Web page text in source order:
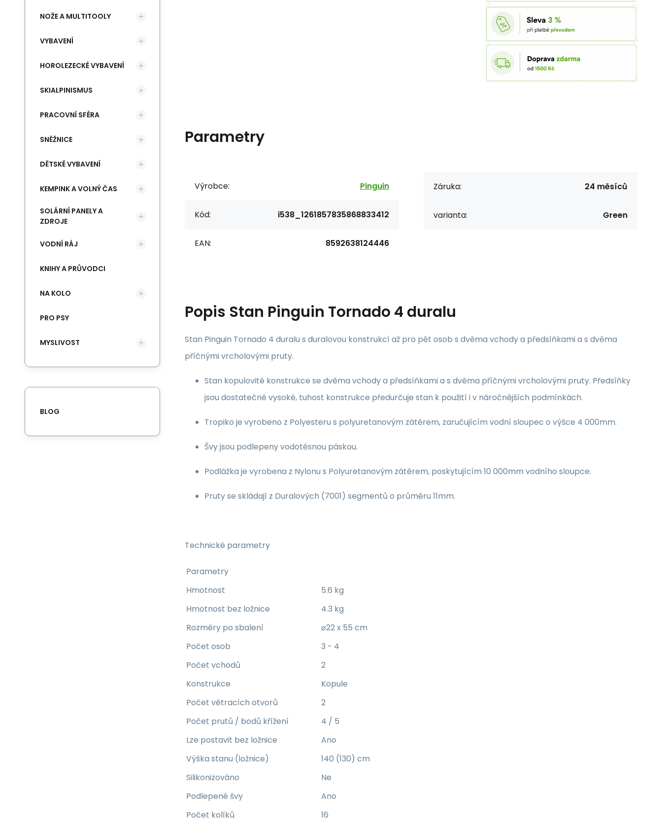
Parametry
Výrobce: Pinguin
Kód: i538_1261857835868833412
EAN: 8592638124446
Záruka: 24 měsíců
varianta: Green
Popis Stan Pinguin Tornado 4 duralu
Stan Pinguin Tornado 4 duralu s duralovou konstrukcí až pro pět osob s dvěma vchody a předsíňkami a s dvěma
příčnými vrcholovými pruty.
Stan kopulovité konstrukce se dvěma vchody a předsíňkami a s dvěma příčnými vrcholovými pruty. Předsíňky
jsou dostatečně vysoké, tuhost konstrukce předurčuje stan k použití i v náročnějších podmínkách.
Tropiko je vyrobeno z Polyesteru s polyuretanovým zátěrem, zaručujícím vodní sloupec o výšce 4 000mm.
Švy jsou podlepeny vodotěsnou páskou.
Podlážka je vyrobena z Nylonu s Polyuretanovým zátěrem, poskytujícím 10 000mm vodního sloupce.
Pruty se skládají z Duralových (7001) segmentů o průměru 11mm.
Technické parametry
Parametry
Hmotnost
5.6 kg
Hmotnost bez ložnice
4.3 kg
Rozměry po sbalení
⌀22 x 55 cm
Počet osob
3 - 4
Počet vchodů
2
Konstrukce
Kopule
Počet větracích otvorů
2
Počet prutů / bodů křížení
4 / 5
Lze postavit bez ložnice
Ano
Výška stanu (ložnice)
140 (130) cm
Silikonizováno
Ne
Podlepené švy
Ano
Počet kolíků
16
NOŽE A MULTITOOLY
VYBAVENÍ
HOROLEZECKÉ VYBAVENÍ
SKIALPINISMUS
PRACOVNÍ SFÉRA
SNĚŽNICE
DĚTSKÉ VYBAVENÍ
KEMPINK A VOLNÝ ČAS
SOLÁRNÍ PANELY A
ZDROJE
VODNÍ RÁJ
KNIHY A PRŮVODCI
NA KOLO
PRO PSY
MYSLIVOST
BLOG